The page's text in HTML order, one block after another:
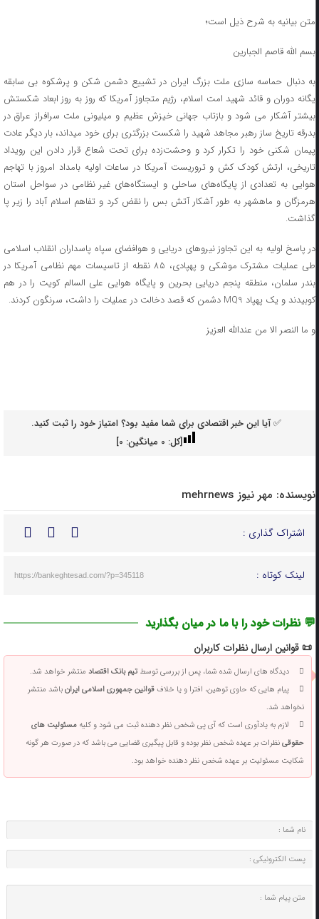
متن بیانیه به شرح ذیل است؛
بسم الله قاصم الجبارین
به دنبال حماسه سازی ملت بزرگ ایران در تشییع دشمن شکن و پرشکوه بی سابقه
یگانه دوران و قائد شهید امت اسلام، رژیم متجاوز آمریکا که روز به روز ابعاد شکستش
بیشتر آشکار می شود و بازتاب جهانی خیزش عظیم و میلیونی ملت سرافراز عراق در
بدرقه تاریخ ساز رهبر مجاهد شهید را شکست بزرگتری برای خود میداند، بار دیگر عادت
پیمان شکنی خود را تکرار کرد و وحشت‌زده برای تحت شعاع قرار دادن این رویداد
تاریخی، ارتش کودک کش و تروریست آمریکا در ساعات اولیه بامداد امروز با تهاجم
هوایی به تعدادی از پایگاه‌های ساحلی و ایستگاه‌های غیر نظامی در سواحل استان
هرمزگان و ماهشهر به طور آشکار آتش بس را نقض کرد و تفاهم اسلام آباد را زیر پا
گذاشت.
در پاسخ اولیه به این تجاوز نیروهای دریایی و هوافضای سپاه پاسداران انقلاب اسلامی
طی عملیات مشترک موشکی و پهپادی، ۸۵ نقطه از تاسیسات مهم نظامی آمریکا در
بندر سلمان، منطقه پنجم دریایی بحرین و پایگاه هوایی علی السالم کویت را در هم
کوبیدند و یک پهپاد MQ9 دشمن که قصد دخالت در عملیات را داشت، سرنگون کردند.
و ما النصر الا من عندالله العزیز
✅ آیا این خبر اقتصادی برای شما مفید بود؟ امتیاز خود را ثبت کنید.
[کل: 0میانگین: 0
]
نویسنده: مهر نیوز mehrnews
اشتراک گذاری :
لینک کوتاه : https://bankeghtesad.com/?p=345118
💬 نظرات خود را با ما در میان بگذارید
📜 قوانین ارسال نظرات کاربران
دیدگاه های ارسال شده شما، پس از بررسی توسطتیم بانک اقتصادمنتشر خواهد شد.
پیام هایی که حاوی توهین، افترا و یا خلافقوانین جمهوری اسلامی ایرانباشد منتشر
نخواهد شد.
لازم به یادآوری است که آی پی شخص نظر دهنده ثبت می شود و کلیهمسئولیت های
حقوقینظرات بر عهده شخص نظر بوده و قابل پیگیری قضایی می باشد که در صورت هر گونه
شکایت مسئولیت بر عهده شخص نظر دهنده خواهد بود.